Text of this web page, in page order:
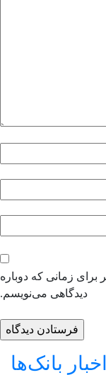
زمانی که دوباره
دیدگاهی می‌نویسم.
بانک‌ها